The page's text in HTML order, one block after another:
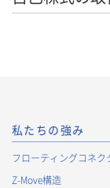
私たちの強み
フローティングコネク
Z-Move構造